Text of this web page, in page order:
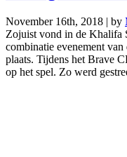
November 16th, 2018 | by
Zojuist vond in de Khalifa
combinatie evenement
plaats. Tijdens het Brave
op het spel. Zo werd